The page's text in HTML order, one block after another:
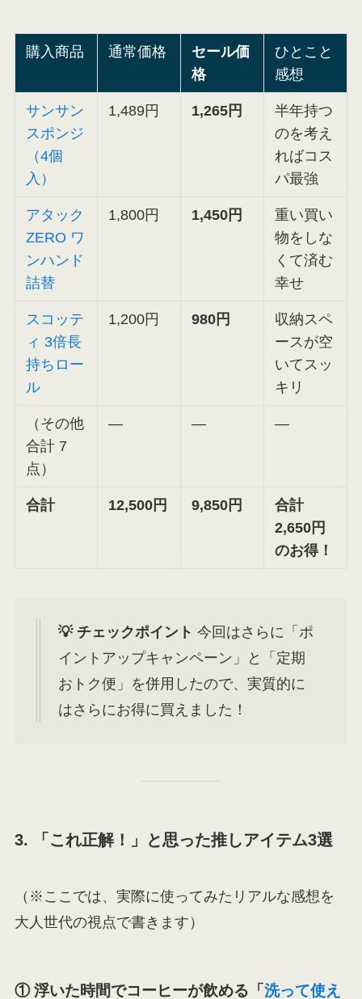
購入商品 通常価格
セール価
格
ひとこと
感想
サンサン
スポンジ
（4個
入）
1,489円 1,265円
半年持つ
のを考え
ればコス
パ最強
アタック
ZERO ワ
ンハンド
詰替
1,800円 1,450円
重い買い
物をしな
くて済む
幸せ
スコッテ
ィ 3倍長
持ちロー
ル
1,200円 980円
収納スペ
ースが空
いてスッ
キリ
（その他
合計 7
点）
— — —
合計 12,500円 9,850円
合計
2,650円
のお得！
💡 チェックポイント 今回はさらに「ポ
イントアップキャンペーン」と「定期
おトク便」を併用したので、実質的に
はさらにお得に買えました！
3. 「これ正解！」と思った推しアイテム3選
（※ここでは、実際に使ってみたリアルな感想を
大人世代の視点で書きます）
① 浮いた時間でコーヒーが飲める「 洗って使え